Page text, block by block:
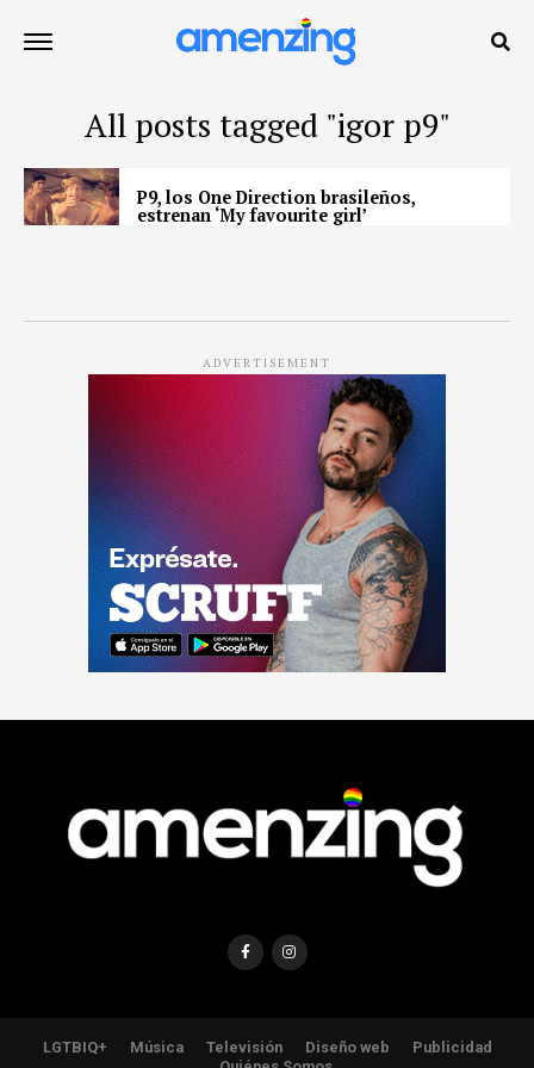
All posts tagged "igor p9"
P9, los One Direction brasileños,
estrenan ‘My favourite girl’
ADVERTISEMENT
LGTBIQ+ Música Televisión Diseño web
Publicidad